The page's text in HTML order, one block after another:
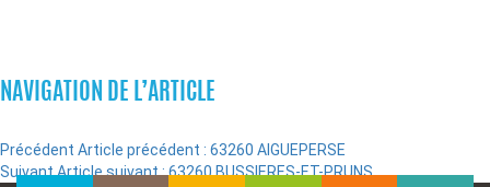
NAVIGATION DE L’ARTICLE
Précédent Article précédent : 63260 AIGUEPERSE
SuivantArticle suivant :63260 BUSSIERES-ET-PRUNS